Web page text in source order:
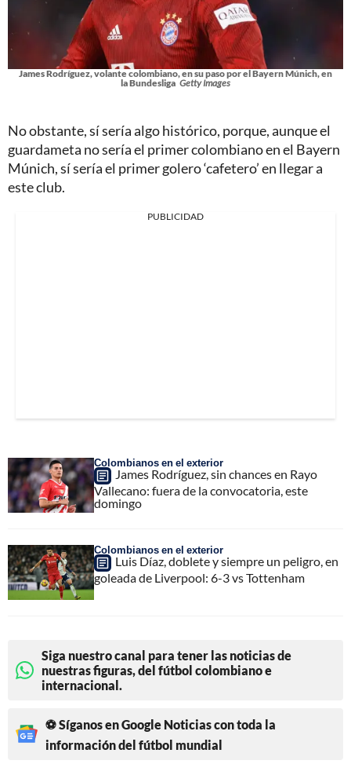
James Rodríguez, volante colombiano, en su paso por el Bayern Múnich, en
la Bundesliga Getty Images
No obstante, sí sería algo histórico, porque, aunque el
guardameta no sería el primer colombiano en el Bayern
Múnich, sí sería el primer golero ‘cafetero’ en llegar a
este club.
PUBLICIDAD
Colombianos en el exterior
James Rodríguez, sin chances en Rayo
Vallecano: fuera de la convocatoria, este
domingo
Colombianos en el exterior
Luis Díaz, doblete y siempre un peligro, en
goleada de Liverpool: 6-3 vs Tottenham
Siga nuestro canal para tener las noticias de
nuestras figuras, del fútbol colombiano e
internacional.
⚽ Síganos en Google Noticias con toda la
información del fútbol mundial